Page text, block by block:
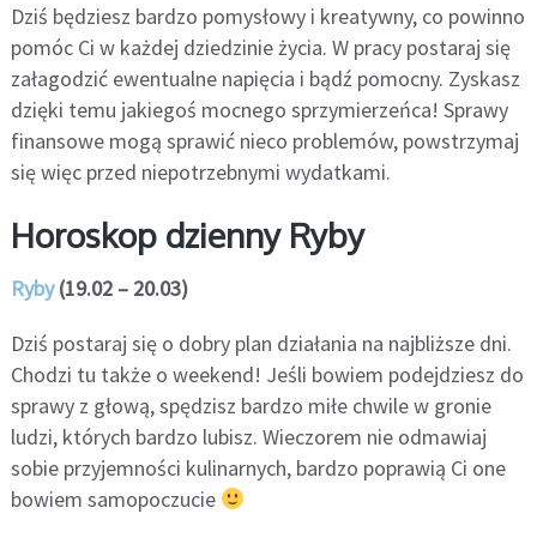
Dziś będziesz bardzo pomysłowy i kreatywny, co powinno
pomóc Ci w każdej dziedzinie życia. W pracy postaraj się
załagodzić ewentualne napięcia i bądź pomocny. Zyskasz
dzięki temu jakiegoś mocnego sprzymierzeńca! Sprawy
finansowe mogą sprawić nieco problemów, powstrzymaj
się więc przed niepotrzebnymi wydatkami.
Horoskop dzienny Ryby
Ryby(19.02 – 20.03)
Dziś postaraj się o dobry plan działania na najbliższe dni.
Chodzi tu także o weekend! Jeśli bowiem podejdziesz do
sprawy z głową, spędzisz bardzo miłe chwile w gronie
ludzi, których bardzo lubisz. Wieczorem nie odmawiaj
sobie przyjemności kulinarnych, bardzo poprawią Ci one
bowiem samopoczucie